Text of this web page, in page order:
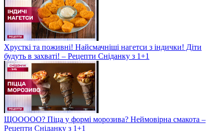
Хрусткі та поживні! Найсмачніші нагетси з індички! Діти
будуть в захваті! – Рецепти Сніданку з 1+1
ЩООООО? Піца у формі морозива? Неймовірна смакота –
Рецепти Сніданку з 1+1